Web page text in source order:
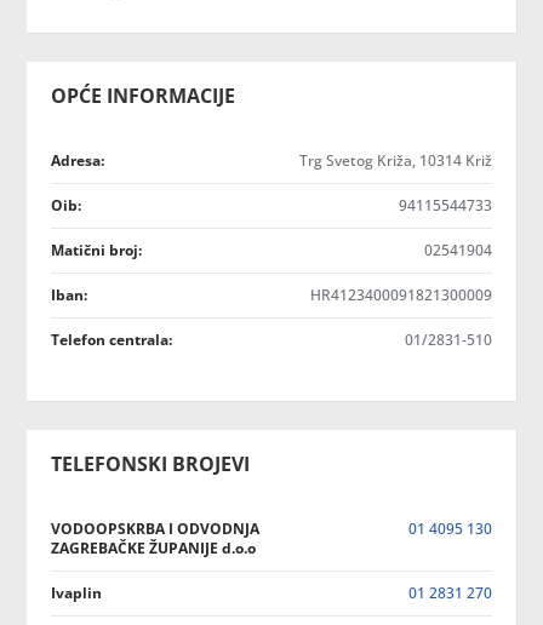
OPĆE INFORMACIJE
Adresa: Trg Svetog Križa, 10314 Križ
Oib: 94115544733
Matični broj: 02541904
Iban: HR4123400091821300009
Telefon centrala: 01/2831-510
TELEFONSKI BROJEVI
VODOOPSKRBA I ODVODNJA
ZAGREBAČKE ŽUPANIJE d.o.o
01 4095 130
Ivaplin 01 2831 270